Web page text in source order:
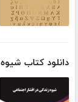
دانلود کتاب